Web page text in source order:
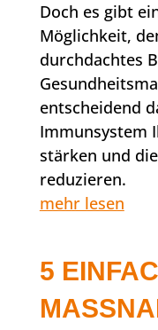
Doch es gibt
Möglichkeit,
durchdachtes
entscheidend
Immunsystem
stärken und
reduzieren.
mehr lesen
5